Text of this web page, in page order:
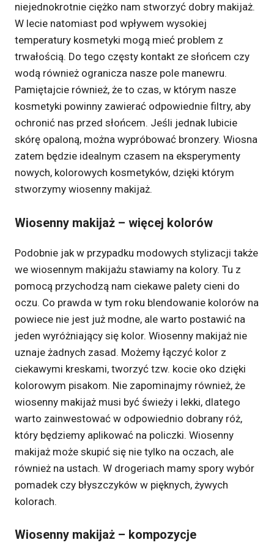
niejednokrotnie ciężko nam stworzyć dobry makijaż.
W lecie natomiast pod wpływem wysokiej
temperatury kosmetyki mogą mieć problem z
trwałością. Do tego częsty kontakt ze słońcem czy
wodą również ogranicza nasze pole manewru.
Pamiętajcie również, że to czas, w którym nasze
kosmetyki powinny zawierać odpowiednie filtry, aby
ochronić nas przed słońcem. Jeśli jednak lubicie
skórę opaloną, można wypróbować bronzery. Wiosna
zatem będzie idealnym czasem na eksperymenty
nowych, kolorowych kosmetyków, dzięki którym
stworzymy wiosenny makijaż.
Wiosenny makijaż – więcej kolorów
Podobnie jak w przypadku modowych stylizacji także
we wiosennym makijażu stawiamy na kolory. Tu z
pomocą przychodzą nam ciekawe palety cieni do
oczu. Co prawda w tym roku blendowanie kolorów na
powiece nie jest już modne, ale warto postawić na
jeden wyróżniający się kolor. Wiosenny makijaż nie
uznaje żadnych zasad. Możemy łączyć kolor z
ciekawymi kreskami, tworzyć tzw. kocie oko dzięki
kolorowym pisakom. Nie zapominajmy również, że
wiosenny makijaż musi być świeży i lekki, dlatego
warto zainwestować w odpowiednio dobrany róż,
który będziemy aplikować na policzki. Wiosenny
makijaż może skupić się nie tylko na oczach, ale
również na ustach. W drogeriach mamy spory wybór
pomadek czy błyszczyków w pięknych, żywych
kolorach.
Wiosenny makijaż – kompozycje